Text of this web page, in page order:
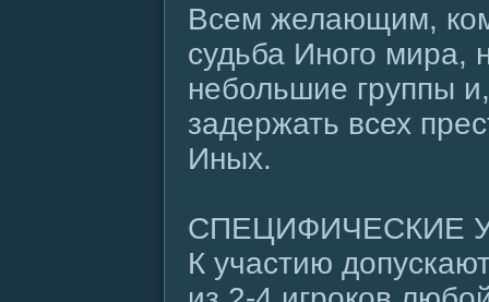
Всем желающим,
судьба Иного мира,
небольшие группы
задержать всех
Иных.
СПЕЦИФИЧЕСКИЕ
К участию